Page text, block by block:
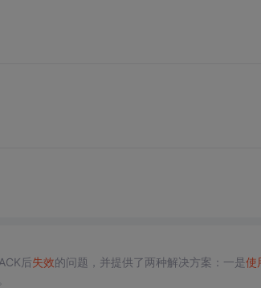
后失效的问题，并提供了两种解决方案：一是使